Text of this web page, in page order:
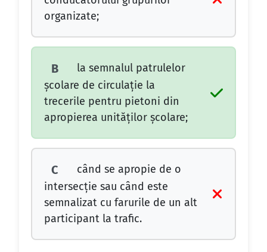
organizate;
B
la semnalul patrulelor
şcolare de circulaţie la
trecerile pentru pietoni din
apropierea unităţilor şcolare;
C
când se apropie de o
intersecţie sau când este
semnalizat cu farurile de un alt
participant la trafic.